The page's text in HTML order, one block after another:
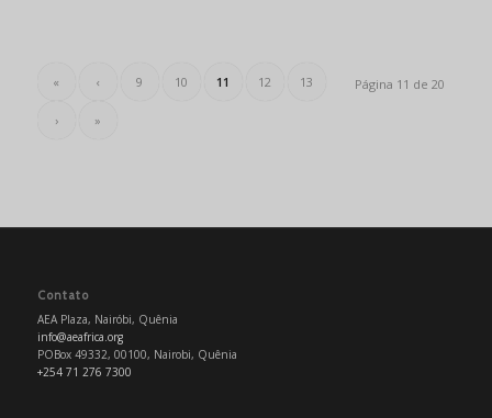
Página 11 de 20
« ‹ 9 10 11 12 13
› »
Contato
AEA Plaza, Nairóbi, Quênia
info@aeafrica.org
POBox 49332, 00100, Nairobi, Quênia
+254 71 276 7300